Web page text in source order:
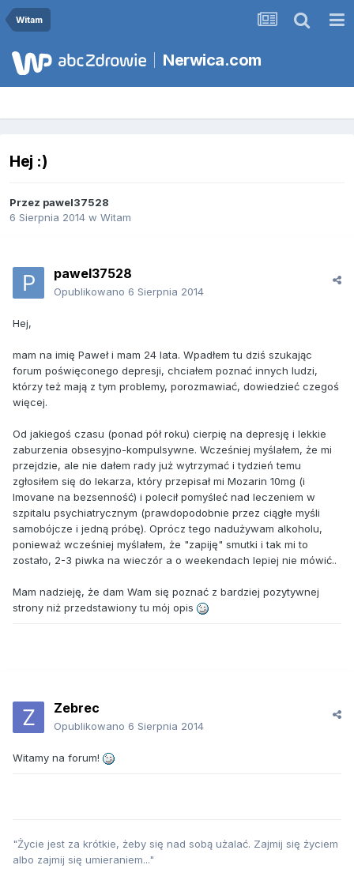
Witam
Nerwica.com
Hej :)
Przez pawel37528
6 Sierpnia 2014 w Witam
pawel37528
Opublikowano 6 Sierpnia 2014
Hej,
mam na imię Paweł i mam 24 lata. Wpadłem tu dziś szukając
forum poświęconego depresji, chciałem poznać innych ludzi,
którzy też mają z tym problemy, porozmawiać, dowiedzieć czegoś
więcej.
Od jakiegoś czasu (ponad pół roku) cierpię na depresję i lekkie
zaburzenia obsesyjno-kompulsywne. Wcześniej myślałem, że mi
przejdzie, ale nie dałem rady już wytrzymać i tydzień temu
zgłosiłem się do lekarza, który przepisał mi Mozarin 10mg (i
Imovane na bezsenność) i polecił pomyśleć nad leczeniem w
szpitalu psychiatrycznym (prawdopodobnie przez ciągłe myśli
samobójcze i jedną próbę). Oprócz tego nadużywam alkoholu,
ponieważ wcześniej myślałem, że "zapiję" smutki i tak mi to
zostało, 2-3 piwka na wieczór a o weekendach lepiej nie mówić..
Mam nadzieję, że dam Wam się poznać z bardziej pozytywnej
strony niż przedstawiony tu mój opis
Zebrec
Opublikowano 6 Sierpnia 2014
Witamy na forum!
"Życie jest za krótkie, żeby się nad sobą użalać. Zajmij się życiem
albo zajmij się umieraniem..."